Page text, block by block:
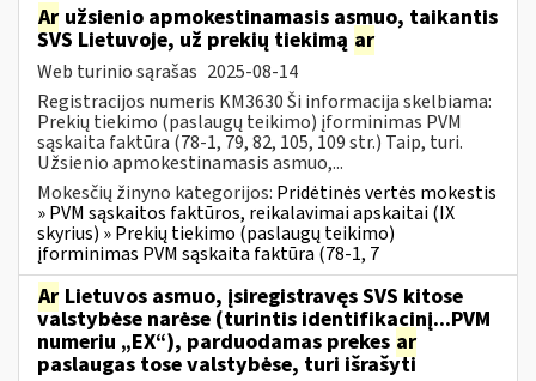
Ar užsienio apmokestinamasis asmuo, taikantis
SVS Lietuvoje, už prekių tiekimą ar
Web turinio sąrašas 2025-08-14
Registracijos numeris KM3630 Ši informacija skelbiama:
Prekių tiekimo (paslaugų teikimo) įforminimas PVM
sąskaita faktūra (78-1, 79, 82, 105, 109 str.) Taip, turi.
Užsienio apmokestinamasis asmuo,...
Mokesčių žinyno kategorijos: Pridėtinės vertės mokestis
» PVM sąskaitos faktūros, reikalavimai apskaitai (IX
skyrius) » Prekių tiekimo (paslaugų teikimo)
įforminimas PVM sąskaita faktūra (78-1, 7
Ar Lietuvos asmuo, įsiregistravęs SVS kitose
valstybėse narėse (turintis identifikacinį...PVM
numeriu „EX“), parduodamas prekes ar
paslaugas tose valstybėse, turi išrašyti